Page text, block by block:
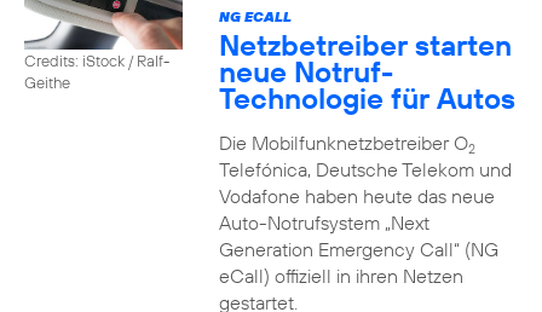
Credits: iStock / Ralf-
Geithe
NG ECALL
Netzbetreiber starten
neue Notruf-
Technologie für Autos
Die Mobilfunknetzbetreiber O2
Telefónica, Deutsche Telekom und
Vodafone haben heute das neue
Auto-Notrufsystem „Next
Generation Emergency Call“ (NG
eCall) offiziell in ihren Netzen
gestartet.